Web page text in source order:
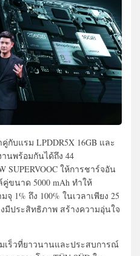
คู่กับแรม LPDDR5X 16GB และ
นพร้อมกันได้ถึง 44
ให้การชาร์จอัน
ขนาด 5000 mAh ทำให้
1% ถึง 100% ในเวลาเพียง 25
มีประสิทธิภาพ สร้างความอุ่นใจ
เร็วที่ยาวนานและประสบการณ์